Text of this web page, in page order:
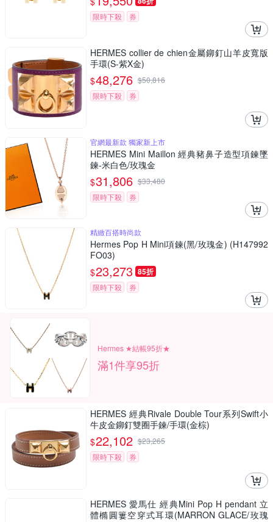
限時下殺 券
HERMES collier de chien金屬鉚釘山羊皮寬版
手環(S-紫X金)
$48,276 $50,816
限時下殺
券
官網最新款 獨家新上市
HERMES Mini Maillon 經典豬鼻子造型項鍊墜
鍊-米白色/玫瑰金
$31,806 $33,480
限時下殺
券
精緻百搭時尚款
Hermes Pop H Mini項鍊(黑/玫瑰金) (H147992
FO03)
$23,273 85折
限時下殺 券
Hermes ★結帳95折★
滿1件享95折
HERMES 經典Rivale Double Tour系列Swift小
牛皮金鉚釘雙圈手鍊/手環(金棕)
$22,102 $23,265
限時下殺
券
HERMES 愛馬仕 經典Mini Pop H pendant 立
體橢圓簍空穿式耳環(MARRON GLACE/玫瑰